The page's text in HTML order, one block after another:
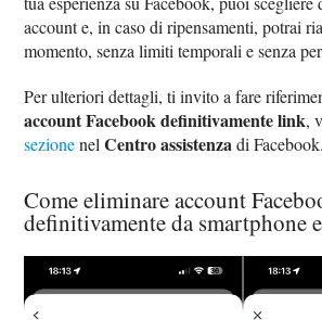
account e, in caso di ripensamenti, potrai
momento, senza limiti temporali e senza
Per ulteriori dettagli, ti invito a fare
account Facebook definitivamente link,
sezionenelCentro assistenzadi Facebook.
Come eliminare account
definitivamente da smartphone